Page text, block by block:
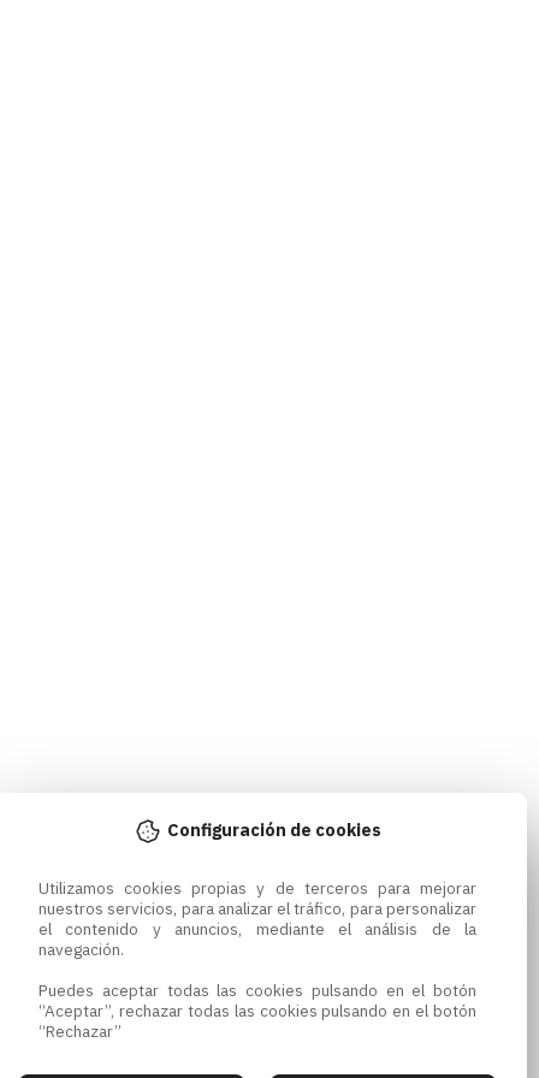
Configuración de cookies
Utilizamos cookies propias y de terceros para mejorar
nuestros servicios, para analizar el tráfico, para personalizar
el contenido y anuncios, mediante el análisis de la
navegación.
Puedes aceptar todas las cookies pulsando en el botón
“Aceptar”, rechazar todas las cookies pulsando en el botón
“Rechazar”